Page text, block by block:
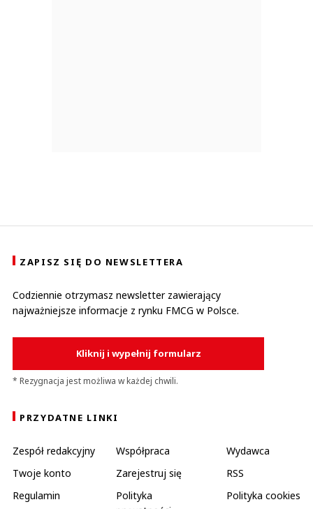
ZAPISZ SIĘ DO NEWSLETTERA
Codziennie otrzymasz newsletter zawierający
najważniejsze informacje z rynku FMCG w Polsce.
Kliknij i wypełnij formularz
* Rezygnacja jest możliwa w każdej chwili.
PRZYDATNE LINKI
Zespół redakcyjny Współpraca
Wydawca
Twoje konto
Zarejestruj się
RSS
Regulamin
Polityka
Polityka cookies